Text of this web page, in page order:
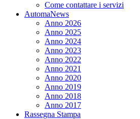
Come contattare i servizi
AutomaNews
Anno 2026
Anno 2025
Anno 2024
Anno 2023
Anno 2022
Anno 2021
Anno 2020
Anno 2019
Anno 2018
Anno 2017
Rassegna Stampa